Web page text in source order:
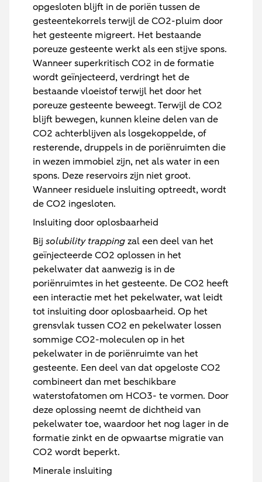
opgesloten blijft in de poriën tussen de
gesteentekorrels terwijl de CO2-pluim door
het gesteente migreert. Het bestaande
poreuze gesteente werkt als een stijve spons.
Wanneer superkritisch CO2 in de formatie
wordt geïnjecteerd, verdringt het de
bestaande vloeistof terwijl het door het
poreuze gesteente beweegt. Terwijl de CO2
blijft bewegen, kunnen kleine delen van de
CO2 achterblijven als losgekoppelde, of
resterende, druppels in de poriënruimten die
in wezen immobiel zijn, net als water in een
spons. Deze reservoirs zijn niet groot.
Wanneer residuele insluiting optreedt, wordt
de CO2 ingesloten.
Insluiting door oplosbaarheid
Bij solubility trappingzal een deel van het
geïnjecteerde CO2 oplossen in het
pekelwater dat aanwezig is in de
poriënruimtes in het gesteente. De CO2 heeft
een interactie met het pekelwater, wat leidt
tot insluiting door oplosbaarheid. Op het
grensvlak tussen CO2 en pekelwater lossen
sommige CO2-moleculen op in het
pekelwater in de poriënruimte van het
gesteente. Een deel van dat opgeloste CO2
combineert dan met beschikbare
waterstofatomen om HCO3- te vormen. Door
deze oplossing neemt de dichtheid van
pekelwater toe, waardoor het nog lager in de
formatie zinkt en de opwaartse migratie van
CO2 wordt beperkt.
Minerale insluiting